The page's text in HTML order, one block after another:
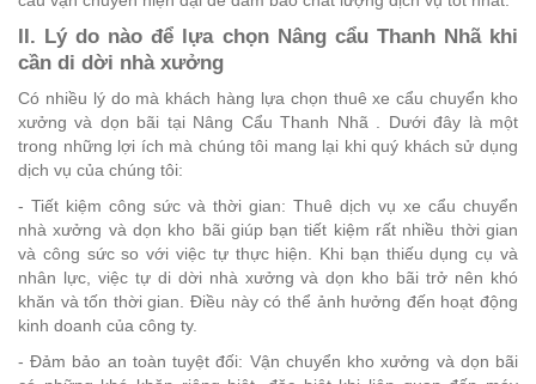
II. Lý do nào để lựa chọn Nâng cẩu Thanh Nhã khi
cần di dời nhà xưởng
Có nhiều lý do mà khách hàng lựa chọn thuê xe cẩu chuyển kho
xưởng và dọn bãi tại Nâng Cẩu Thanh Nhã . Dưới đây là một
trong những lợi ích mà chúng tôi mang lại khi quý khách sử dụng
dịch vụ của chúng tôi:
- Tiết kiệm công sức và thời gian: Thuê dịch vụ xe cẩu chuyển
nhà xưởng và dọn kho bãi giúp bạn tiết kiệm rất nhiều thời gian
và công sức so với việc tự thực hiện. Khi bạn thiếu dụng cụ và
nhân lực, việc tự di dời nhà xưởng và dọn kho bãi trở nên khó
khăn và tốn thời gian. Điều này có thể ảnh hưởng đến hoạt động
kinh doanh của công ty.
- Đảm bảo an toàn tuyệt đối: Vận chuyển kho xưởng và dọn bãi